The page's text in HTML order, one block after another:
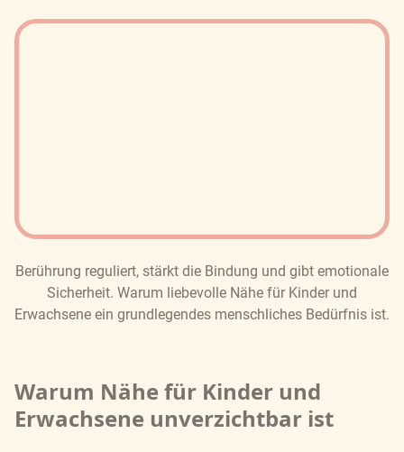
Berührung reguliert, stärkt die Bindung und gibt emotionale
Sicherheit. Warum liebevolle Nähe für Kinder und
Erwachsene ein grundlegendes menschliches Bedürfnis ist.
Warum Nähe für Kinder und
Erwachsene unverzichtbar ist